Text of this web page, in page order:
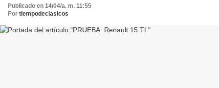
Publicado en 14/04/a. m. 11:55
Por tiempodeclasicos